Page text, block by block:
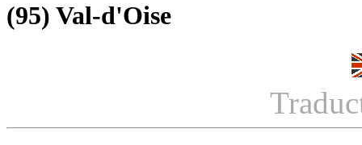
(95) Val-d'Oise